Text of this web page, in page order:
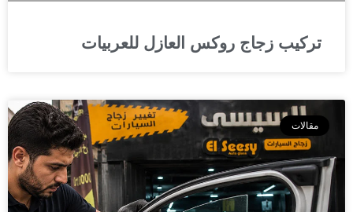
تركيب زجاج روكس العازل للعربيات
مقالات